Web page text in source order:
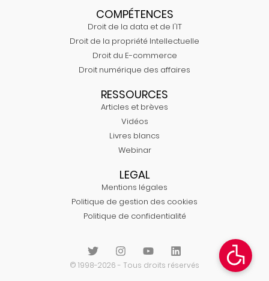
COMPÉTENCES
Droit de la data et de l'IT
Droit de la propriété Intellectuelle
Droit du E-commerce
Droit numérique des affaires
RESSOURCES
Articles et brèves
Vidéos
Livres blancs
Webinar
LEGAL
Mentions légales
Politique de gestion des cookies
Politique de confidentialité
© 1998-2026 - Tous droits réservés